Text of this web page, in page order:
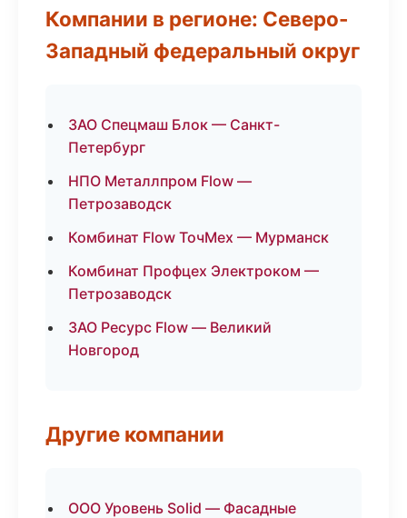
Компании в регионе: Северо-
Западный федеральный округ
ЗАО Спецмаш Блок — Санкт-
Петербург
НПО Металлпром Flow —
Петрозаводск
Комбинат Flow ТочМех — Мурманск
Комбинат Профцех Электроком —
Петрозаводск
ЗАО Ресурс Flow — Великий
Новгород
Другие компании
ООО Уровень Solid — Фасадные